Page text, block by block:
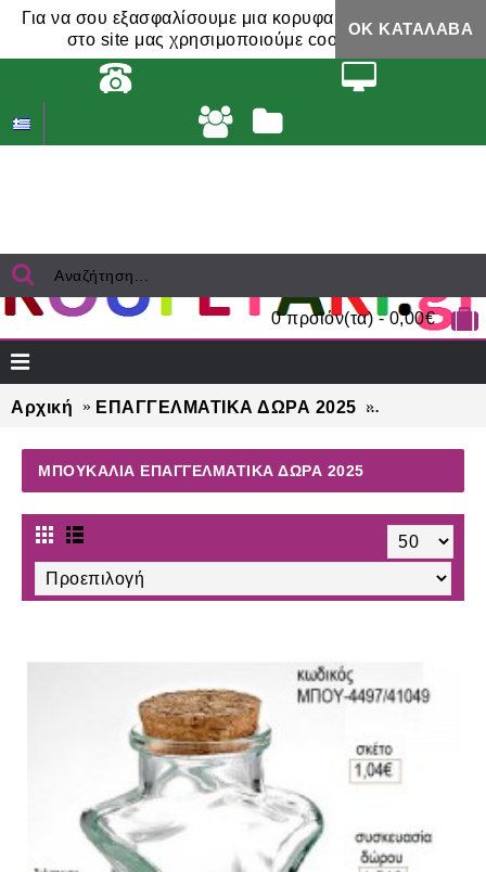
Για να σου εξασφαλίσουμε μια κορυφαία εμπειρία,
στο site μας χρησιμοποιούμε cookies.
ΟΚ ΚΑΤΆΛΑΒΑ
0 προϊόν(τα) - 0,00€
Αρχική ΕΠΑΓΓΕΛΜΑΤΙΚΑ ΔΩΡΑ 2025
ΜΠΟΥΚΑΛΙΑ ΕΠΑΓΓΕΛΜΑΤΙΚΆ ΔΏΡΑ 2025